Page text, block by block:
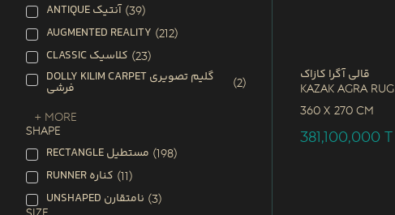
ANTIQUE آنتیک (39)
AUGMENTED REALITY (212)
CLASSIC کلاسیک (23)
DOLLY KILIM CARPET گلیم تصویری
فرشی (2)
+ More
SHAPE
RECTANGLE مستطیل (198)
RUNNER کناره (11)
UNSHAPED نامتقارن (3)
قالی آگرا کازاک
Kazak Agra Rug
360 x 270 CM
381,100,000 T